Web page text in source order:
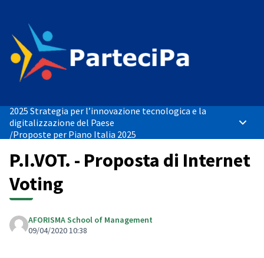
2025 Strategia per l’innovazione tecnologica e la
digitalizzazione del Paese
/Proposte per Piano Italia 2025
P.I.VOT. - Proposta di Internet
Voting
AFORISMA School of Management
09/04/2020 10:38